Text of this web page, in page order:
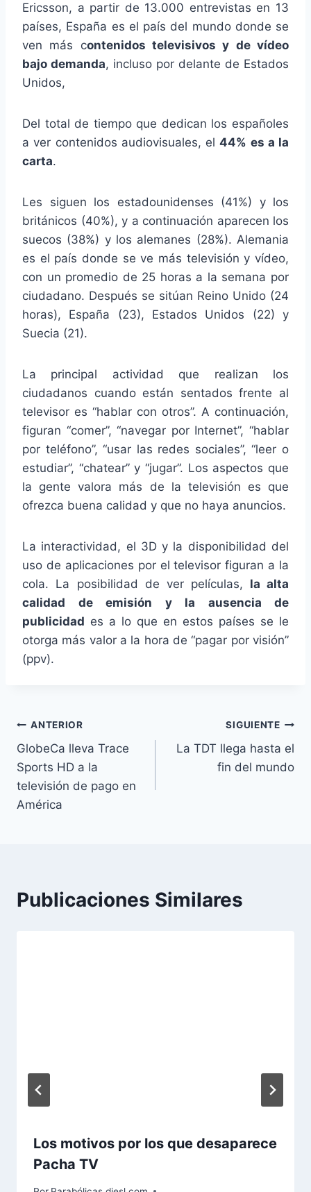
Ericsson, a partir de 13.000 entrevistas en 13
países, España es el país del mundo donde se
ven más contenidos televisivos y de vídeo
bajo demanda, incluso por delante de Estados
Unidos,
Del total de tiempo que dedican los españoles
a ver contenidos audiovisuales, el44% es a la
carta.
Les siguen los estadounidenses (41%) y los
británicos (40%), y a continuación aparecen los
suecos (38%) y los alemanes (28%). Alemania
es el país donde se ve más televisión y vídeo,
con un promedio de 25 horas a la semana por
ciudadano. Después se sitúan Reino Unido (24
horas), España (23), Estados Unidos (22) y
Suecia (21).
La principal actividad que realizan los
ciudadanos cuando están sentados frente al
televisor es “hablar con otros”. A continuación,
figuran “comer”, “navegar por Internet”, “hablar
por teléfono”, “usar las redes sociales”, “leer o
estudiar”, “chatear” y “jugar”. Los aspectos que
la gente valora más de la televisión es que
ofrezca buena calidad y que no haya anuncios.
La interactividad, el 3D y la disponibilidad del
uso de aplicaciones por el televisor figuran a la
cola. La posibilidad de ver películas, la alta
calidad de emisión y la ausencia de
publicidad es a lo que en estos países se le
otorga más valor a la hora de “pagar por visión”
(ppv).
Navegación
de
entradas
ANTERIOR
GlobeCa lleva Trace
Sports HD a la
televisión de pago en
América
SIGUIENTE
La TDT llega hasta el
fin del mundo
Publicaciones Similares
Los motivos por los que desaparece
Pacha TV